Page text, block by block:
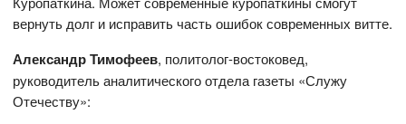
вернуть долг и исправить часть ошибок современных витте.
Александр Тимофеев, политолог-востоковед,
руководитель аналитического отдела газеты «Служу
Отечеству»: